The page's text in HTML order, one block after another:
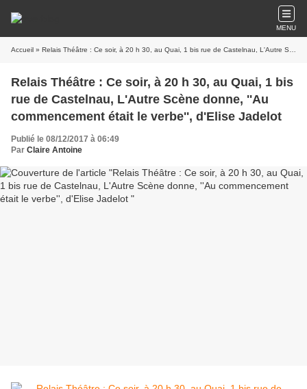
MENU
Accueil » Relais Théâtre : Ce soir, à 20 h 30, au Quai, 1 bis rue de Castelnau, L'Autre Scène donne, ''Au commencement était le verbe'', d'Elise Jadelot
Relais Théâtre : Ce soir, à 20 h 30, au Quai, 1 bis
rue de Castelnau, L'Autre Scène donne, ''Au
commencement était le verbe'', d'Elise Jadelot
Publié le 08/12/2017 à 06:49
Par Claire Antoine